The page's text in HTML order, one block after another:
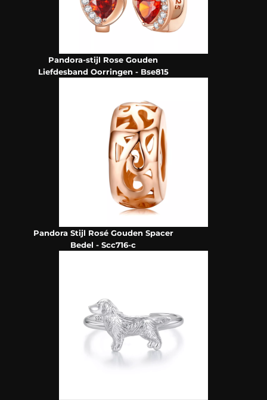
Pandora-stijl Rose Gouden
Liefdesband Oorringen - Bse815
Pandora Stijl Rosé Gouden Spacer
Bedel - Scc716-c